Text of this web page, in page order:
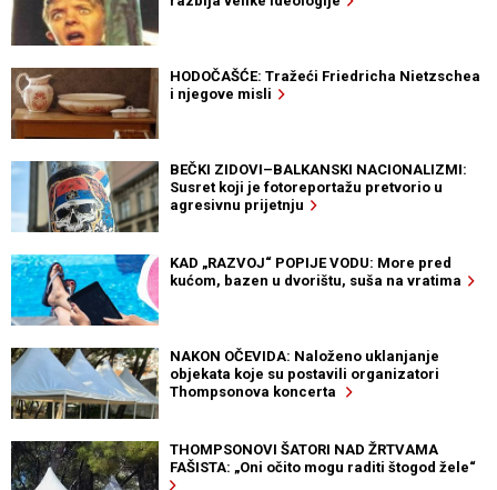
HODOČAŠĆE: Tražeći Friedricha Nietzschea
i njegove misli
BEČKI ZIDOVI–BALKANSKI NACIONALIZMI:
Susret koji je fotoreportažu pretvorio u
agresivnu prijetnju
KAD „RAZVOJ“ POPIJE VODU: More pred
kućom, bazen u dvorištu, suša na vratima
NAKON OČEVIDA: Naloženo uklanjanje
objekata koje su postavili organizatori
Thompsonova koncerta
THOMPSONOVI ŠATORI NAD ŽRTVAMA
FAŠISTA: „Oni očito mogu raditi štogod žele“